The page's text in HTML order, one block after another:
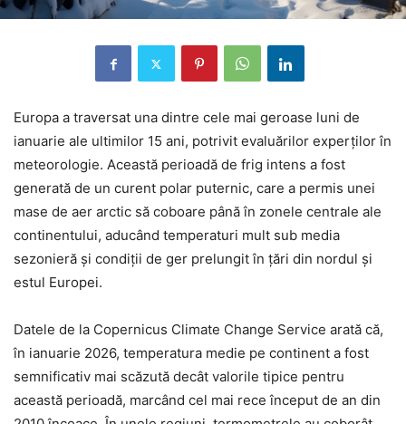
Europa a traversat una dintre cele mai geroase luni de
ianuarie ale ultimilor 15 ani, potrivit evaluărilor experților în
meteorologie. Această perioadă de frig intens a fost
generată de un curent polar puternic, care a permis unei
mase de aer arctic să coboare până în zonele centrale ale
continentului, aducând temperaturi mult sub media
sezonieră și condiții de ger prelungit în țări din nordul şi
estul Europei.
Datele de la Copernicus Climate Change Service arată că,
în ianuarie 2026, temperatura medie pe continent a fost
semnificativ mai scăzută decât valorile tipice pentru
această perioadă, marcând cel mai rece început de an din